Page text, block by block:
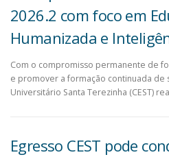
2026.2 com foco em
Humanizada e
Com o compromisso permanente de
e promover a formação continuada
Universitário Santa Terezinha (CEST)
Egresso CEST pode